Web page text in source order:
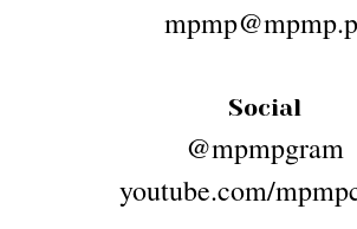
Social
@mpmpgram
youtube.com/